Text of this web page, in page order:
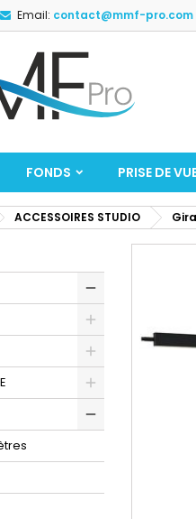
Email: contact@mmf-pro.com
FONDS PRISE DE
ACCESSOIRES STUDIO